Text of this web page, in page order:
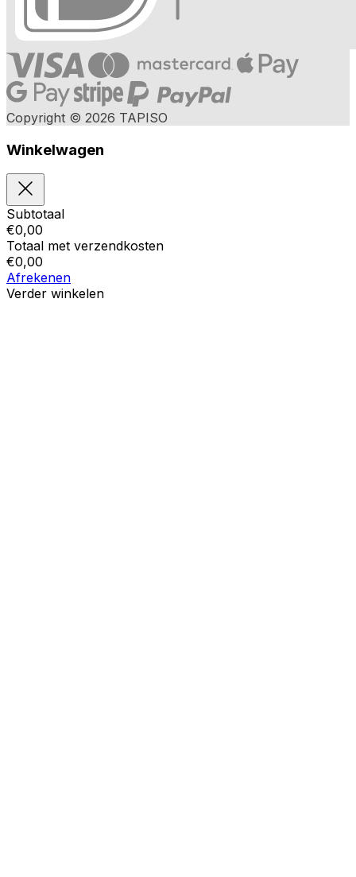
Copyright © 2026 TAPISO
Winkelwagen
Subtotaal
€0,00
Totaal met verzendkosten
€0,00
Afrekenen
Verder winkelen